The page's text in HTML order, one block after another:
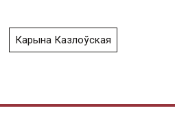
Карына Казлоўская